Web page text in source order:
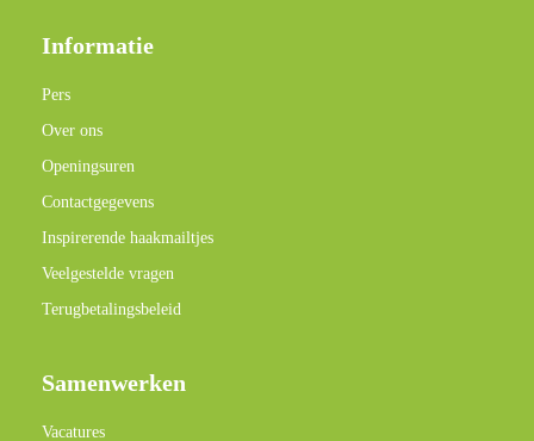
Informatie
Pers
Over ons
Openingsuren
Contactgegevens
Inspirerende haakmailtjes
Veelgestelde vragen
Terugbetalingsbeleid
Samenwerken
Vacatures